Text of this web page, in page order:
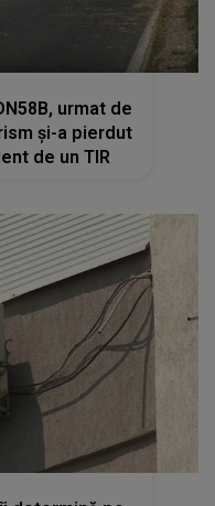
urmat de
și-a pierdut
de un TIR